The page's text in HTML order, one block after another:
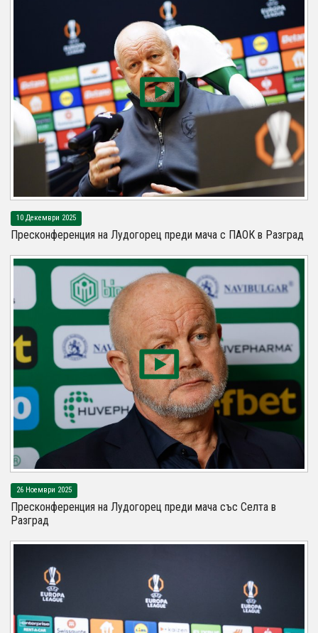
10 Декември 2025
Пресконференция на Лудогорец преди мача с ПАОК в Разград
26 Ноември 2025
Пресконференция на Лудогорец преди мача със Селта в
Разград